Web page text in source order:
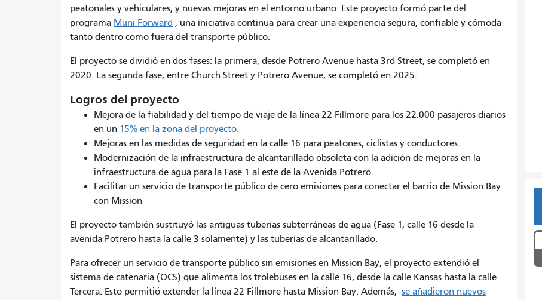
peatonales y vehiculares, y nuevas mejoras en el entorno urbano. Este proyecto formó parte del
programa Muni Forward , una iniciativa continua para crear una experiencia segura, confiable y cómoda
tanto dentro como fuera del transporte público.
El proyecto se dividió en dos fases: la primera, desde Potrero Avenue hasta 3rd Street, se completó en
2020. La segunda fase, entre Church Street y Potrero Avenue, se completó en 2025.
Logros del proyecto
Mejora de la fiabilidad y del tiempo de viaje de la línea 22 Fillmore para los 22.000 pasajeros diarios
en un 15% en la zona del proyecto.
Mejoras en las medidas de seguridad en la calle 16 para peatones, ciclistas y conductores.
Modernización de la infraestructura de alcantarillado obsoleta con la adición de mejoras en la
infraestructura de agua para la Fase 1 al este de la Avenida Potrero.
Facilitar un servicio de transporte público de cero emisiones para conectar el barrio de Mission Bay
con Mission
El proyecto también sustituyó las antiguas tuberías subterráneas de agua (Fase 1, calle 16 desde la
avenida Potrero hasta la calle 3 solamente) y las tuberías de alcantarillado.
Para ofrecer un servicio de transporte público sin emisiones en Mission Bay, el proyecto extendió el
sistema de catenaria (OCS) que alimenta los trolebuses en la calle 16, desde la calle Kansas hasta la calle
Tercera. Esto permitió extender la línea 22 Fillmore hasta Mission Bay. Además, se añadieron nuevos